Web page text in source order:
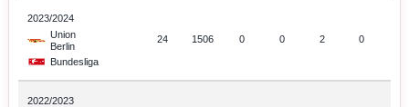
2023/2024
Union
Berlin
Bundesliga
24 1506 0 0 2 0
2022/2023